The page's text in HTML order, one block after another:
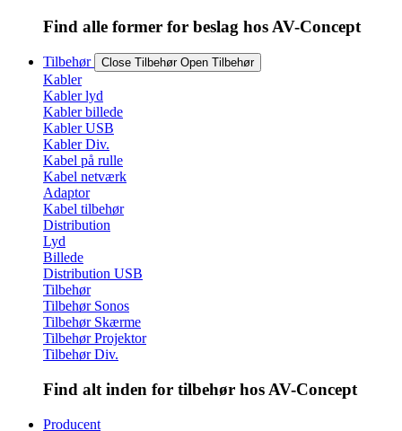
Find alle former for beslag hos AV-Concept
Tilbehør Close Tilbehør Open Tilbehør
Kabler
Kabler lyd
Kabler billede
Kabler USB
Kabler Div.
Kabel på rulle
Kabel netværk
Adaptor
Kabel tilbehør
Distribution
Lyd
Billede
Distribution USB
Tilbehør
Tilbehør Sonos
Tilbehør Skærme
Tilbehør Projektor
Tilbehør Div.
Find alt inden for tilbehør hos AV-Concept
Producent